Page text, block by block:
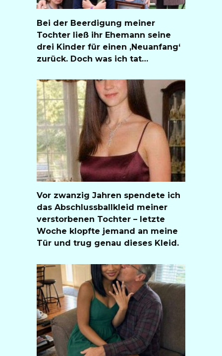
Bei der Beerdigung meiner
Tochter ließ ihr Ehemann seine
drei Kinder für einen ‚Neuanfang‘
zurück. Doch was ich tat…
Vor zwanzig Jahren spendete ich
das Abschlussballkleid meiner
verstorbenen Tochter – letzte
Woche klopfte jemand an meine
Tür und trug genau dieses Kleid.